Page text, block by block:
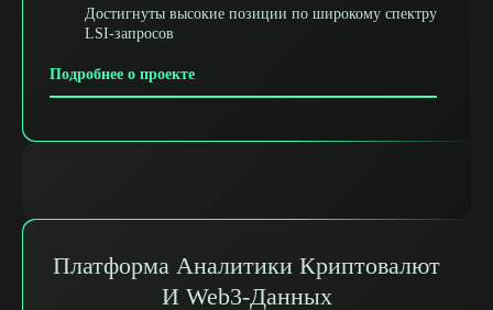
Достигнуты высокие позиции по широкому спектру
LSI-запросов
Подробнее о проекте
Платформа Аналитики Криптовалют
И Web3-Данных